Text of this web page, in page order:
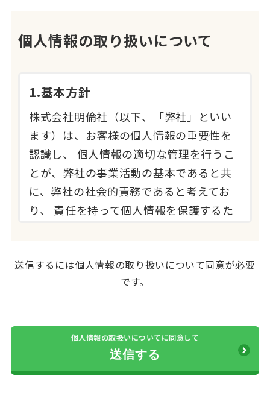
個人情報の取り扱いについて
1.基本方針
株式会社明倫社（以下、「弊社」といい
ます）は、お客様の個人情報の重要性を
認識し、 個人情報の適切な管理を行うこ
とが、弊社の事業活動の基本であると共
に、弊社の社会的責務であると考えてお
り、 責任を持って個人情報を保護するた
2.個人情報の定義
本個人情報保護方針における「個人情
連業務、ご遺体搬送業務、 法事・法要、
生花・ご供花承り業務、会員制運営業務
等、以下、「弊社取り扱い業務」といい
送信するには個人情報の取り扱いについて同意が必要
です。
個人情報の取扱いについてに同意して